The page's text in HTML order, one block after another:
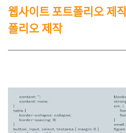
웹사이트 포트폴리오 제
폴리오 제작